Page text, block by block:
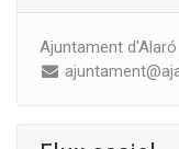
Ajuntament d'Alaró